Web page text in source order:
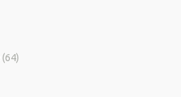
(64)